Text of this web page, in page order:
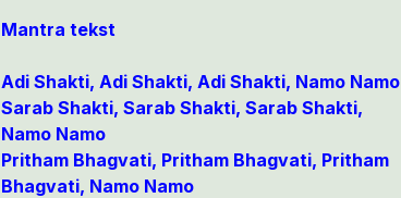
Mantra tekst
Adi Shakti, Adi Shakti, Adi Shakti, Namo Namo
Sarab Shakti, Sarab Shakti, Sarab Shakti,
Namo Namo
Pritham Bhagvati, Pritham Bhagvati, Pritham
Bhagvati, Namo Namo